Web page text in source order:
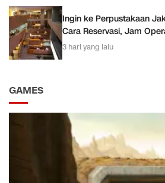
Ingin ke Perpustakaan
Cara Reservasi, Jam
3 hari yang lalu
GAMES